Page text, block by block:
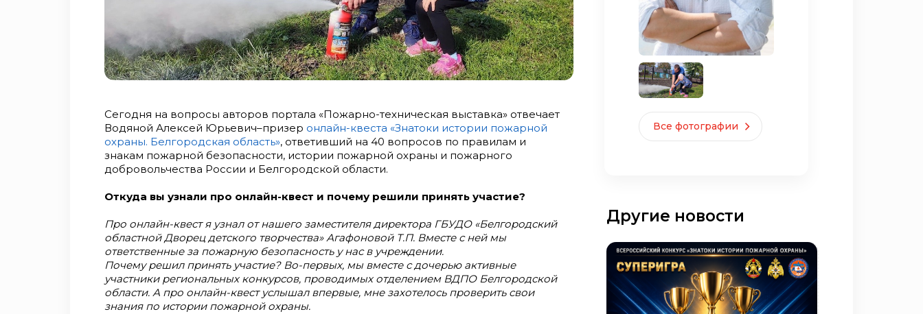
Сегодня на вопросы авторов портала «Пожарно-техническая выставка» отвечает
Водяной Алексей Юрьевич–призер онлайн-квеста «Знатоки истории пожарной
охраны. Белгородская область», ответивший на 40 вопросов по правилам и
знакам пожарной безопасности, истории пожарной охраны и пожарного
добровольчества России и Белгородской области.
Откуда вы узнали про онлайн-квест и почему решили принять участие?
Про онлайн-квест я узнал от нашего заместителя директора ГБУДО «Белгородский
областной Дворец детского творчества» Агафоновой Т.П. Вместе с ней мы
ответственные за пожарную безопасность у нас в учреждении.
Почему решил принять участие? Во-первых, мы вместе с дочерью активные
участники региональных конкурсов, проводимых отделением ВДПО Белгородской
области. А про онлайн-квест услышал впервые, мне захотелось проверить свои
знания по истории пожарной охраны.
Все фотографии
Другие новости